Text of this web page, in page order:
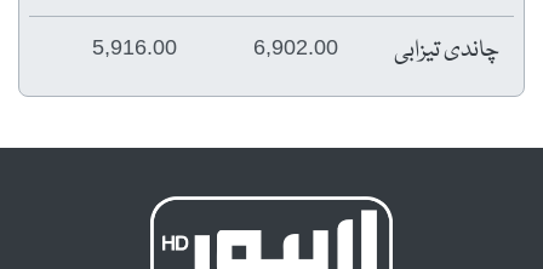
چاندی تیزابی 6,902.00
5,916.00